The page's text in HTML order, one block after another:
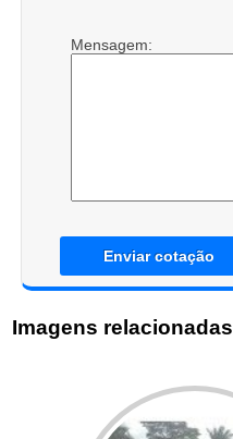
Mensagem:
Enviar cotação
Imagens relacionadas